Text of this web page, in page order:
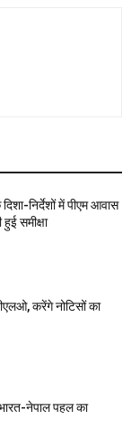
निर्देशों में पीएम आवास
समीक्षा
करेंगे नोटिसों का
नेपाल पहल का